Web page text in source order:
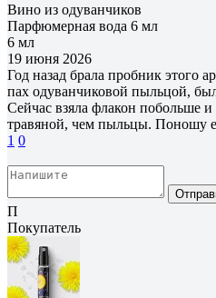
Вино из одуванчиков
Парфюмерная вода 6 мл
6 мл
19 июня 2026
Год назад брала пробник этого
пах одуванчиковой пыльцой,
Сейчас взяла флакон побольше
травяной, чем пыльцы. Поношу
1 0
П
Покупатель